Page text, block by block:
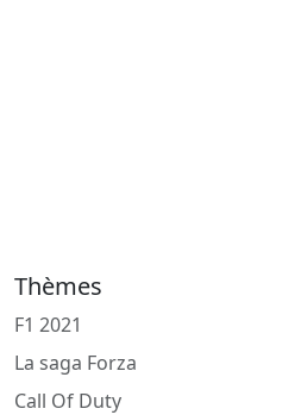
Thèmes
F1 2021
La saga Forza
Call Of Duty